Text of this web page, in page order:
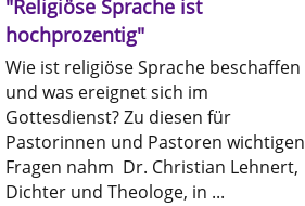
"Religiöse Sprache ist
hochprozentig"
Wie ist religiöse Sprache beschaffen
und was ereignet sich im
Gottesdienst? Zu diesen für
Pastorinnen und Pastoren wichtigen
Fragen nahm Dr. Christian Lehnert,
Dichter und Theologe, in ...